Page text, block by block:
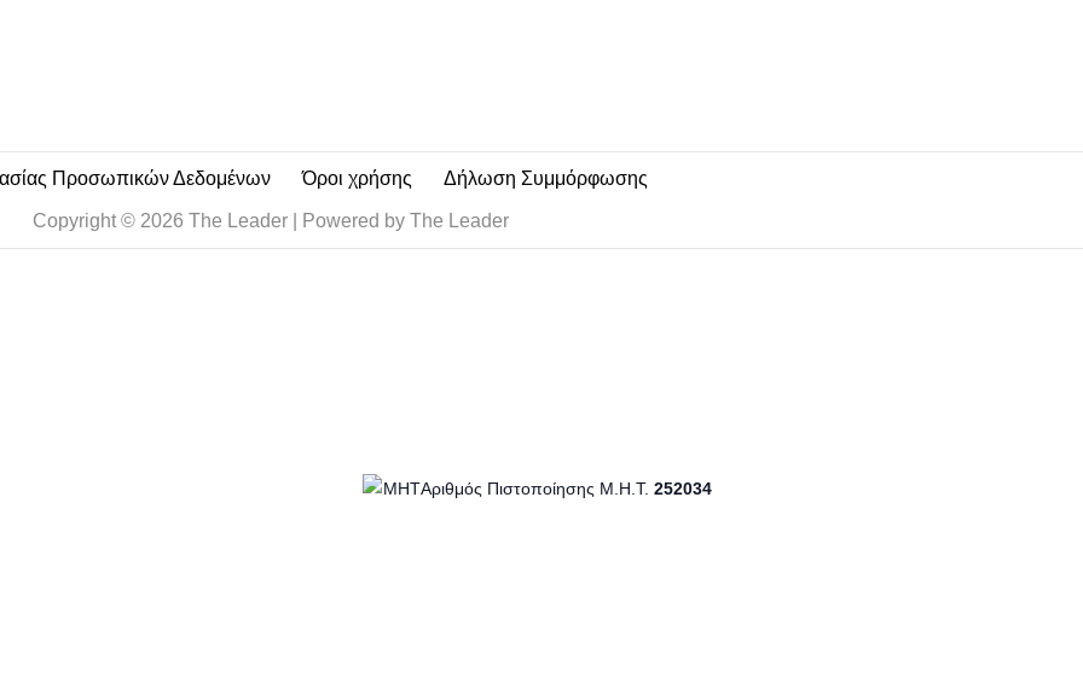
Προσωπικών Δεδομένων Όροι χρήσης Δήλωση Συμμόρφωσης
Copyright © 2026 The Leader | Powered by The Leader
Αριθμός Πιστοποίησης Μ.Η.Τ. 252034